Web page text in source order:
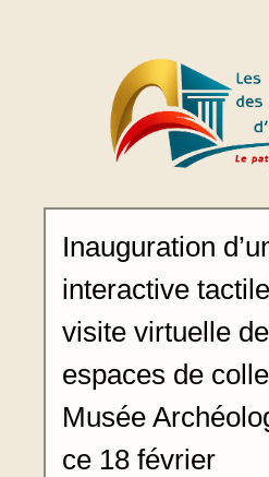
Inauguration
interactive
visite virtuelle
espaces de
Musée
ce 18 février